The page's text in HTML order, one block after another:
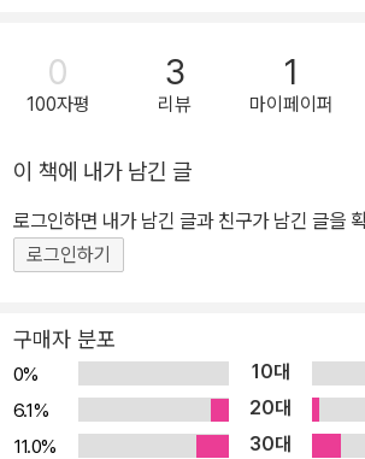
문학의 거장은 1945년 심장 마비로 타개했다.
의 상승기에 있던 미국의 적나라한 모습이 담겨
극』에서 드라이저는 19세기 말엽 프랭크 노
도입한 자연주의 전통을 이어받아 더욱 정교하
록 독려한 사람이 다름 아닌 프랭크 노리스라는
이 저널리스트로 출발한 드라이저는 미국 사회
등을 비롯한 여러 어두운 현실을 직접 지켜보며
가져 왔다. 다년간 현장 곳곳을 누비며 형성된
소수와 힘겹게 살아가는 다수로 이루어져 있다
보여 준다. 이러한 냉철한 문제 인식을 바탕으
전, 본능에 지배받는 인간의 비극성을 생생하
려 내고 있다. 사회경제적 결정론과 우연적 사
0
100자평
3
리뷰
1
마이페이퍼
이 책에 내가 남긴 글
로그인하면 내가 남긴 글과 친구가 남긴 글을
로그인하기
구매자 분포
0% 10대
6.1%
20대
11.0%
30대